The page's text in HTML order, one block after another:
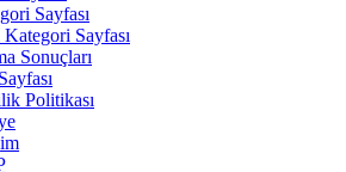
Sayfası
Sayfası
Sonuçları
Politikası